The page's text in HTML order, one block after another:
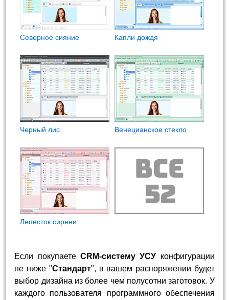
Северное сияние Капли дождя
Черный лис Венецианское стекло
Лепесток сирени
Если покупаете CRM-систему УСУ конфигурации
не ниже "Стандарт", в вашем распоряжении будет
выбор дизайна из более чем полусотни заготовок. У
каждого пользователя программного обеспечения